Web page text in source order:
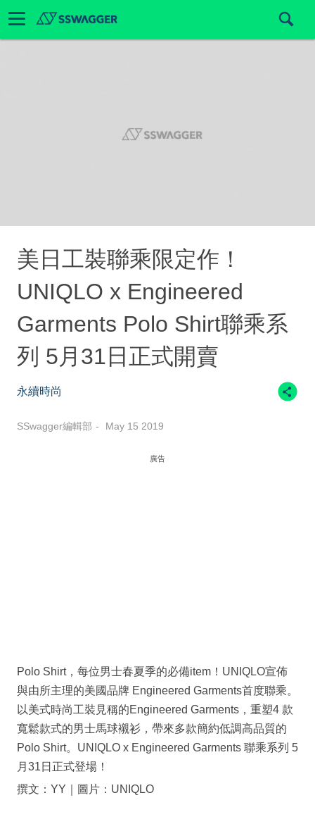
美日工裝聯乘限定作！
UNIQLO x Engineered
Garments Polo Shirt聯乘系
列 5月31日正式開賣
永續時尚
SSwagger編輯部 May 15 2019
廣告
Polo Shirt，每位男士春夏季的必備item！UNIQLO宣佈
與由所主理的美國品牌 Engineered Garments首度聯乘。
以美式時尚工裝見稱的Engineered Garments，重塑4 款
寬鬆款式的男士馬球襯衫，帶來多款簡約低調高品質的
Polo Shirt。UNIQLO x Engineered Garments 聯乘系列 5
月31日正式登場！
撰文：YY｜圖片：UNIQLO